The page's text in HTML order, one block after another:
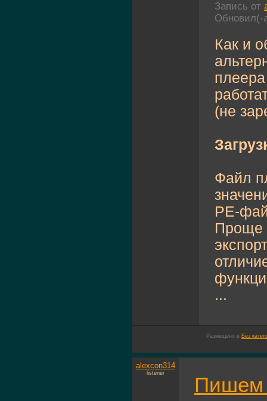
Запись от
Как и
(не
Файл
PE-
Проще
...
Размещено в Без
alexcon314
listener Пишем